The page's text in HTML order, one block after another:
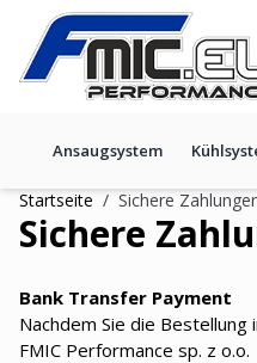
Zum Inhalt springen
Ansaugsystem
Startseite / Sichere
Sichere
Bank Transfer Payment
Nachdem Sie die
FMIC Performance sp. z o.o.